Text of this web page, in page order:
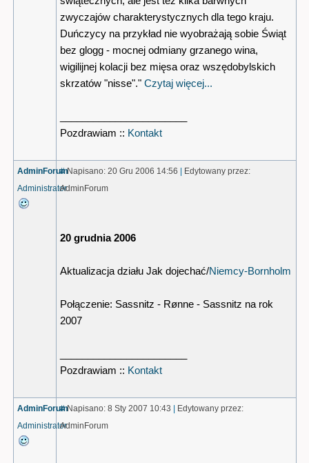
zwyczajów charakterystycznych dla tego kraju.
Duńczycy na przykład nie wyobrażają sobie Świąt
bez glogg - mocnej odmiany grzanego wina,
wigilijnej kolacji bez mięsa oraz wszędobylskich
skrzatów "nisse"." Czytaj więcej...
Pozdrawiam :: Kontakt
AdminForum
Administrator
#Napisano: 20 Gru 2006 14:56
Edytowany przez:
AdminForum
20 grudnia 2006
Aktualizacja działu Jak dojechać/Niemcy-Bornholm
Połączenie: Sassnitz - Rønne - Sassnitz na rok
2007
Pozdrawiam :: Kontakt
AdminForum
Administrator
#Napisano: 8 Sty 2007 10:43
Edytowany przez:
AdminForum